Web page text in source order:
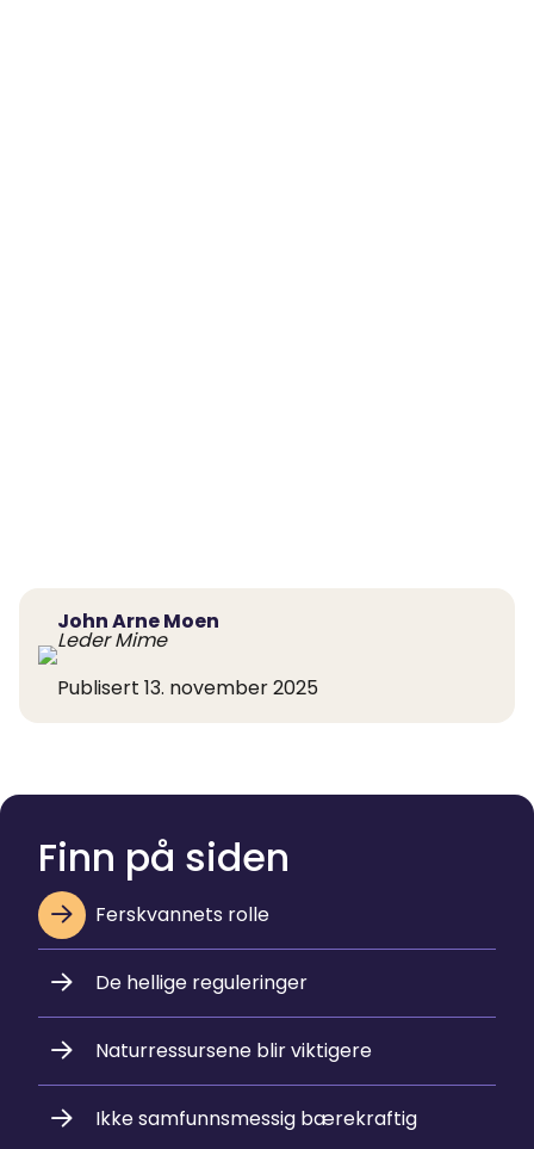
John Arne Moen
Leder Mime
Publisert 13. november 2025
Finn på siden
Ferskvannets rolle
De hellige reguleringer
Naturressursene blir viktigere
Ikke samfunnsmessig bærekraftig